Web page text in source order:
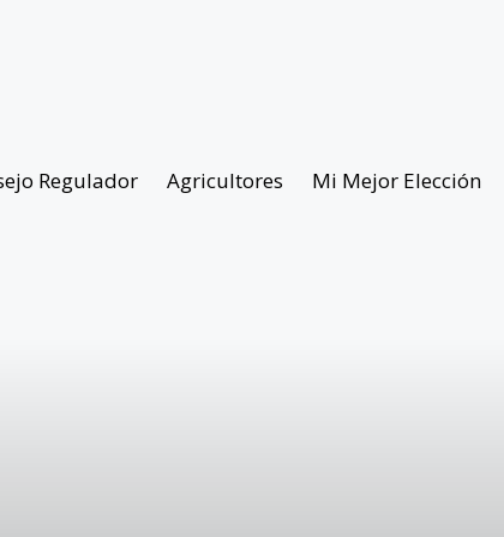
Regulador Agricultores Mi Mejor Elección